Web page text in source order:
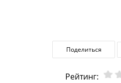
Поделиться
Рейтинг: